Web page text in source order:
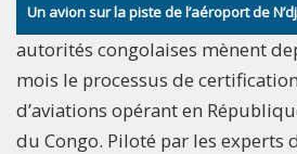
Un avion sur la piste de l’aéroport de
autorités congolaises mènent
mois le processus de
d’aviations opérant en
du Congo. Piloté par les experts